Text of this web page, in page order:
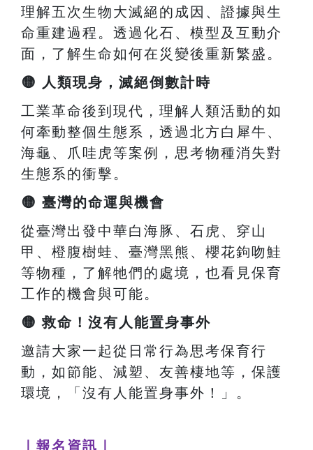
理解五次生物大滅絕的成因、證據與生
命重建過程。透過化石、模型及互動介
面，了解生命如何在災變後重新繁盛。
🟡 人類現身，滅絕倒數計時
工業革命後到現代，理解人類活動的如
何牽動整個生態系，透過北方白犀牛、
海龜、爪哇虎等案例，思考物種消失對
生態系的衝擊。
🟡 臺灣的命運與機會
從臺灣出發中華白海豚、石虎、穿山
甲、橙腹樹蛙、臺灣黑熊、櫻花鉤吻鮭
等物種，了解牠們的處境，也看見保育
工作的機會與可能。
🟡 救命！沒有人能置身事外
邀請大家一起從日常行為思考保育行
動，如節能、減塑、友善棲地等，保護
環境，「沒有人能置身事外！」。
｜報名資訊｜